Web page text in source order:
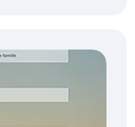
vos prospects